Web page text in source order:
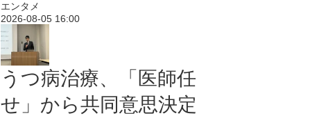
エンタメ
2026-08-05 16:00
うつ病治療、「医師任
せ」から共同意思決定